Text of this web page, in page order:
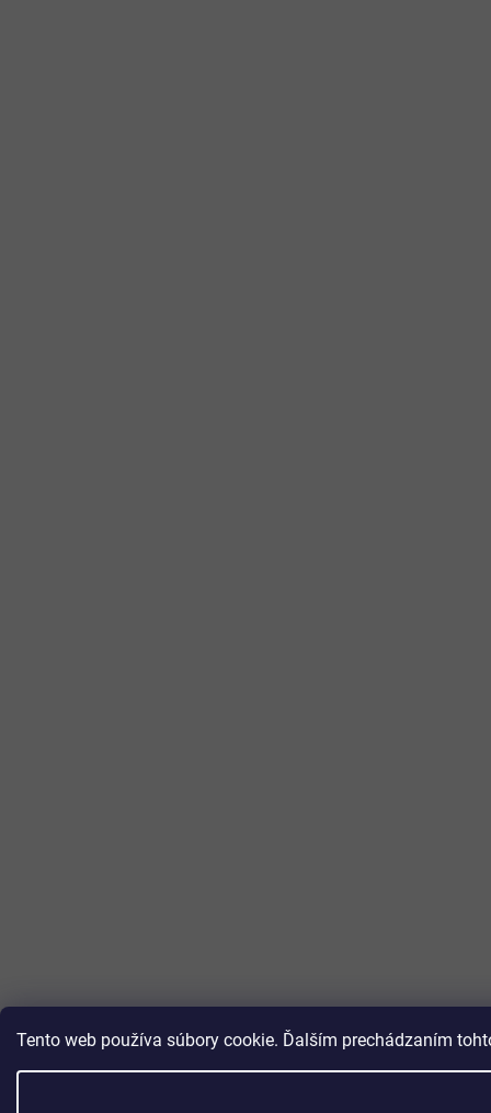
Tento web používa súbory cookie. Ďalším prechádzaním